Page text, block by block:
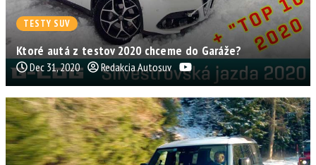
TESTY SUV
Ktoré autá z testov 2020 chceme do Garáže?
Dec 31, 2020 Redakcia Autosuv